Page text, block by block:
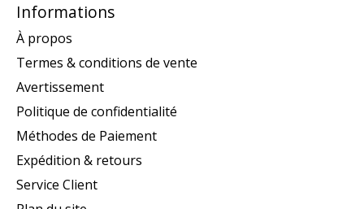
Informations
À propos
Termes & conditions de vente
Avertissement
Politique de confidentialité
Méthodes de Paiement
Expédition & retours
Service Client